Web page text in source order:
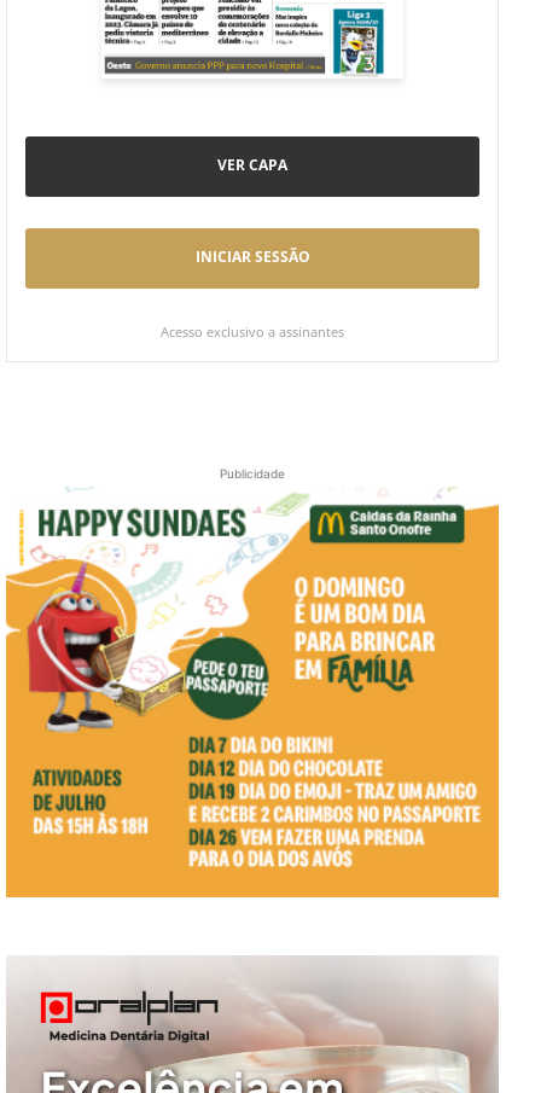
VER CAPA
INICIAR SESSÃO
Acesso exclusivo a assinantes
Publicidade